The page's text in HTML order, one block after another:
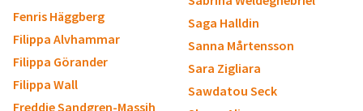
Fenris Häggberg
Filippa Alvhammar
Filippa Görander
Filippa Wall
Freddie Sandgren-Massih
Saga Halldin
Sanna Mårtensson
Sara Zigliara
Sawdatou Seck